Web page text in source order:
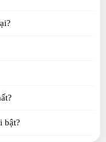
ở đâu uy tín?
bật?